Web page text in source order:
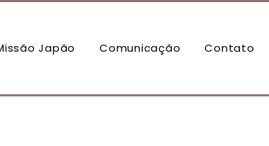
Japão Comunicação Contato